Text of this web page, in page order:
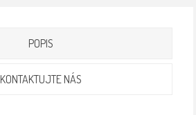
POPIS
KONTAKTUJTE NÁS